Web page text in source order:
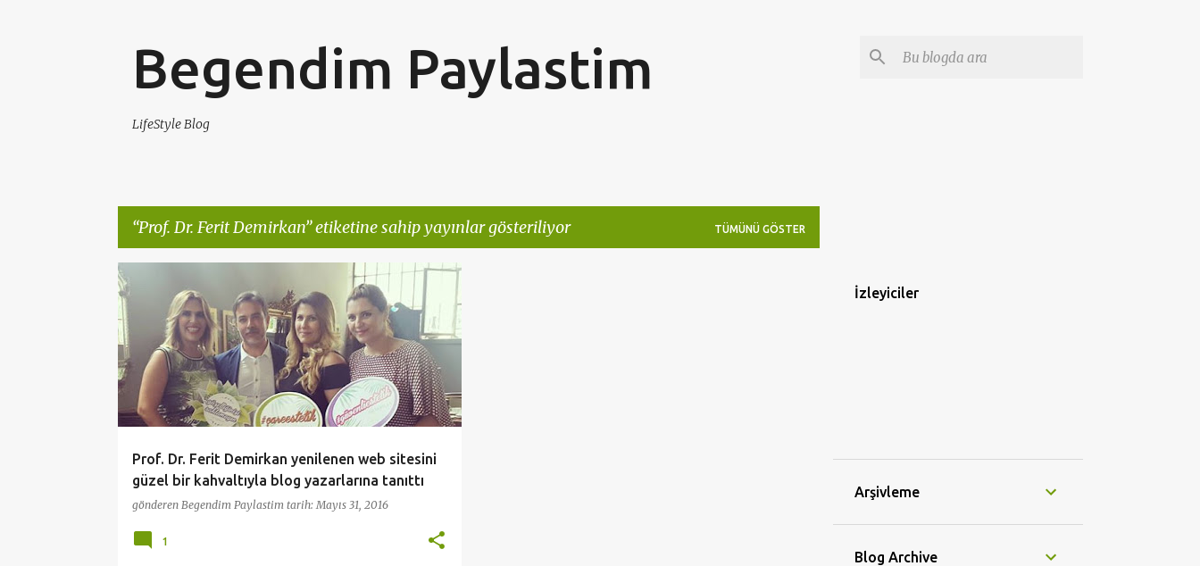
Begendim Paylastim
LifeStyle Blog
Prof. Dr. Ferit Demirkan etiketine sahip yayınlar gösteriliyor TÜMÜNÜ GÖSTER
K
a
y
ı
t
l
Prof. Dr. Ferit Demirkan yenilenen web sitesini
güzel bir kahvaltıyla blog yazarlarına tanıttı
gönderen Begendim Paylastim tarih:Mayıs 31, 2016
‬ GUVENLIESTETIK ÇAREESTETIK
1
İzleyiciler
Arşivleme
Blog Archive